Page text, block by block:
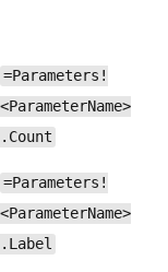
=Parameters!
<ParameterName>
.Count
=Parameters!
<ParameterName>
.Label